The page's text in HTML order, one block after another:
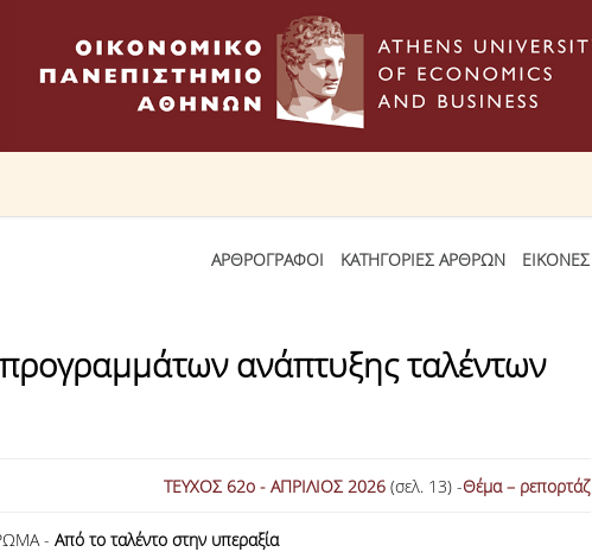
ΑΡΘΡΟΓΡΑΦΟΙ ΚΑΤΗΓΟΡΙΕΣ ΑΡΘΡΩΝ ΕΙΚΟΝΕΣ
ανάπτυξης ταλέντων
ΤΕΥΧΟΣ 62ο - ΑΠΡΙΛΙΟΣ 2026 (σελ. 13) -Θέμα – ρεπορτάζ
- Από το ταλέντο στην υπεραξία